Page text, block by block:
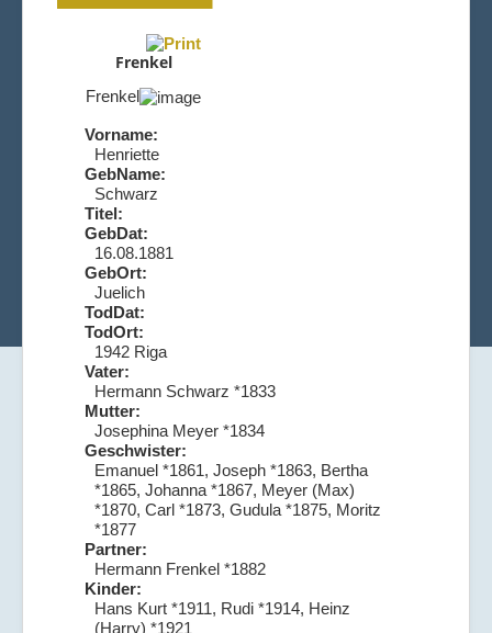
Frenkel
Frenkel
Vorname:
Henriette
GebName:
Schwarz
Titel:
GebDat:
16.08.1881
GebOrt:
Juelich
TodDat:
TodOrt:
1942 Riga
Vater:
Hermann Schwarz *1833
Mutter:
Josephina Meyer *1834
Geschwister:
Emanuel *1861, Joseph *1863, Bertha
*1865, Johanna *1867, Meyer (Max)
*1870, Carl *1873, Gudula *1875, Moritz
*1877
Partner:
Hermann Frenkel *1882
Kinder:
Hans Kurt *1911, Rudi *1914, Heinz
(Harry) *1921